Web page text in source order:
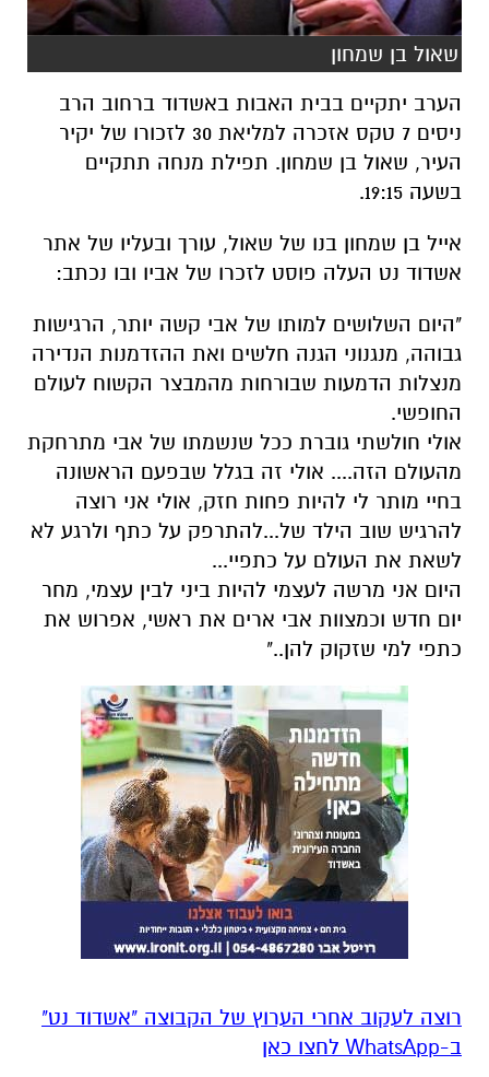
שאול בן שמחון
הערב יתקיים בבית האבות באשדוד ברחוב הרב
ניסים 7 טקס אזכרה למליאת 30 לזכורו של יקיר
העיר, שאול בן שמחון. תפילת מנחה תתקיים
בשעה 19:15.
אייל בן שמחון בנו של שאול, עורך ובעליו של אתר
אשדוד נט העלה פוסט לזכרו של אביו ובו נכתב:
"היום השלושים למותו של אבי קשה יותר, הרגישות
גבוהה, מנגנוני הגנה חלשים ואת ההזדמנות הנדירה
מנצלות הדמעות שבורחות מהמבצר הקשוח לעולם
החופשי.
אולי חולשתי גוברת ככל שנשמתו של אבי מתרחקת
מהעולם הזה.... אולי זה בגלל שבפעם הראשונה
בחיי מותר לי להיות פחות חזק, אולי אני רוצה
להרגיש שוב הילד של...להתרפק על כתף ולרגע לא
לשאת את העולם על כתפיי...
היום אני מרשה לעצמי להיות ביני לבין עצמי, מחר
יום חדש וכמצוות אבי ארים את ראשי, אפרוש את
כתפי למי שזקוק להן.."
רוצה לעקוב אחרי הערוץ של הקבוצה "אשדוד נט"
ב-WhatsApp לחצו כאן